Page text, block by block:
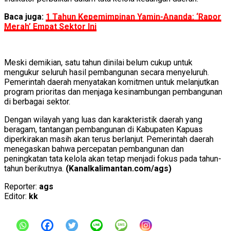
Baca juga: 1 Tahun Kepemimpinan Yamin-Ananda: ‘Rapor
Merah’ Empat Sektor Ini
Meski demikian, satu tahun dinilai belum cukup untuk
mengukur seluruh hasil pembangunan secara menyeluruh.
Pemerintah daerah menyatakan komitmen untuk melanjutkan
program prioritas dan menjaga kesinambungan pembangunan
di berbagai sektor.
Dengan wilayah yang luas dan karakteristik daerah yang
beragam, tantangan pembangunan di Kabupaten Kapuas
diperkirakan masih akan terus berlanjut. Pemerintah daerah
menegaskan bahwa percepatan pembangunan dan
peningkatan tata kelola akan tetap menjadi fokus pada tahun-
tahun berikutnya. (Kanalkalimantan.com/ags)
Reporter: ags
Editor: kk